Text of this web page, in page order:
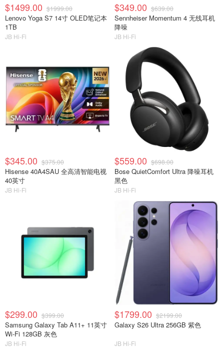
$1499.00 $1999.00
Lenovo Yoga S7 14寸 OLED笔记本
1TB
JB Hi-Fi
$349.00 $639.00
Sennheiser Momentum 4 无线耳机
降噪
JB Hi-Fi
$345.00 $375.00
Hisense 40A4SAU 全高清智能电视
40英寸
JB Hi-Fi
$559.00 $698.00
Bose QuietComfort Ultra 降噪耳机
黑色
JB Hi-Fi
$299.00 $399.00
Samsung Galaxy Tab A11+ 11英寸
Wi-Fi 128GB 灰色
JB Hi-Fi
$1799.00 $2199.00
Galaxy S26 Ultra 256GB 紫色
JB Hi-Fi